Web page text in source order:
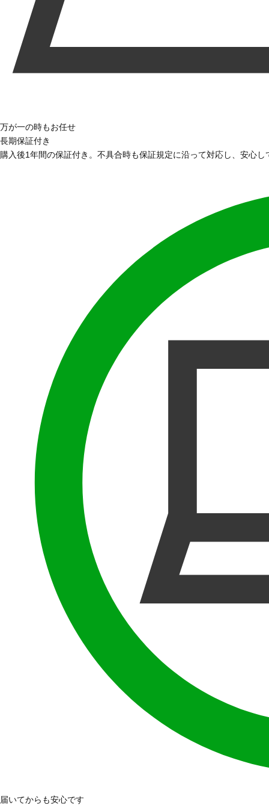
万が一の時もお任せ
長期保証付き
購入後1年間の保証付き。不具合時も保証規定に沿って対応し、安心
届いてからも安心です